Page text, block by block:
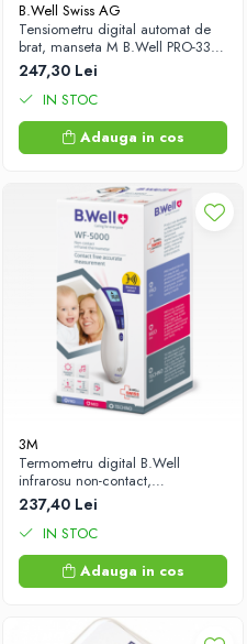
B.Well Swiss AG
Tensiometru digital automat de
brat, manseta M B.Well PRO-33
Zephyr Labs
247,30 Lei
IN STOC
Adauga in cos
3M
Termometru digital B.Well
infrarosu non-contact,
multifunctional WF-5000 Zephyr
Labs
237,40 Lei
IN STOC
Adauga in cos